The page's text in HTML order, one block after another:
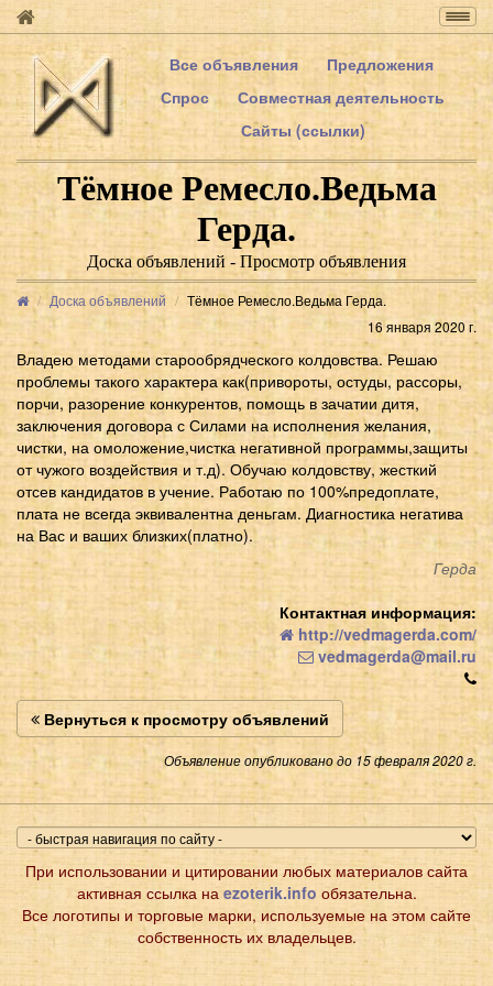
Все объявления
Предложения
Спрос
Совместная деятельность
Сайты (ссылки)
Тёмное Ремесло.Ведьма
Герда.
Доска объявлений - Просмотр объявления
Доска объявлений
Тёмное Ремесло.Ведьма Герда.
16 января 2020 г.
Владею методами старообрядческого колдовства. Решаю
проблемы такого характера как(привороты, остуды, рассоры,
порчи, разорение конкурентов, помощь в зачатии дитя,
заключения договора с Силами на исполнения желания,
чистки, на омоложение,чистка негативной программы,защиты
от чужого воздействия и т.д). Обучаю колдовству, жесткий
отсев кандидатов в учение. Работаю по 100%предоплате,
плата не всегда эквивалентна деньгам. Диагностика негатива
на Вас и ваших близких(платно).
Герда
Контактная информация:
http://vedmagerda.com/
vedmagerda@mail.ru
Вернуться к просмотру объявлений
Объявление опубликовано до 15 февраля 2020 г.
При использовании и цитировании любых материалов сайта
активная ссылка на ezoterik.info обязательна.
Все логотипы и торговые марки, используемые на этом сайте
собственность их владельцев.